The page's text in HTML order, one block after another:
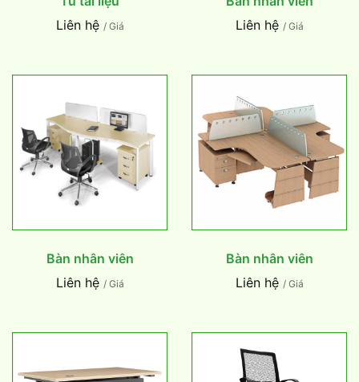
Liên hệ / Giá
Liên hệ / Giá
Bàn nhân viên
Liên hệ / Giá
Bàn nhân viên
Liên hệ / Giá